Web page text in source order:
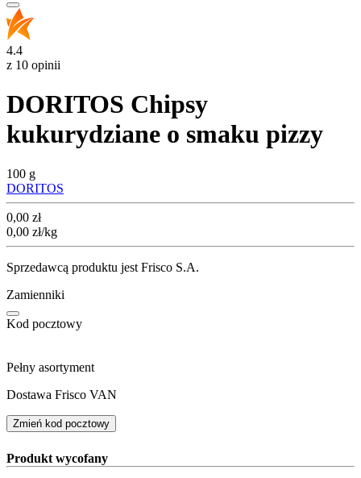
4.4
z 10 opinii
DORITOS Chipsy
kukurydziane o smaku pizzy
100 g
DORITOS
Cena
0,00 zł
0,00 zł/kg
Sprzedawcą produktu jest Frisco S.A.
Zamienniki
Kod pocztowy
Pełny asortyment
Dostawa Frisco VAN
Zmień kod pocztowy
Produkt wycofany